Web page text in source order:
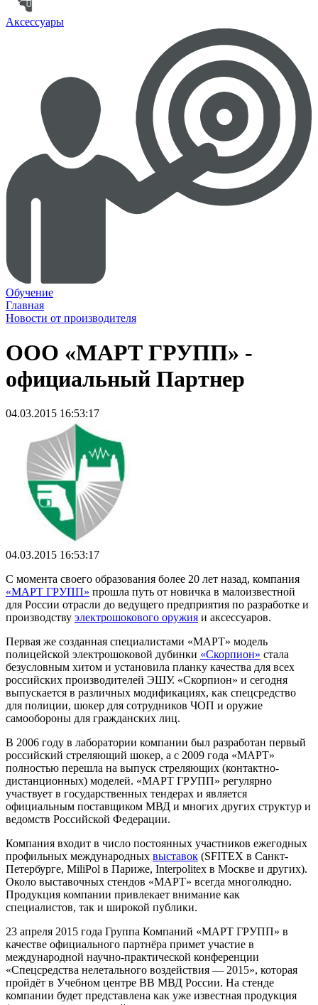
Аксессуары
Обучение
Главная
Новости от производителя
OOO «МАРТ ГРУПП» -
официальный Партнер
04.03.2015 16:53:17
04.03.2015 16:53:17
С момента своего образования более 20 лет назад, компания
«МАРТ ГРУПП» прошла путь от новичка в малоизвестной
для России отрасли до ведущего предприятия по разработке и
производству электрошокового оружия и аксессуаров.
Первая же созданная специалистами «МАРТ» модель
полицейской электрошоковой дубинки «Скорпион» стала
безусловным хитом и установила планку качества для всех
российских производителей ЭШУ. «Скорпион» и сегодня
выпускается в различных модификациях, как спецсредство
для полиции, шокер для сотрудников ЧОП и оружие
самообороны для гражданских лиц.
В 2006 году в лаборатории компании был разработан первый
российский стреляющий шокер, а с 2009 года «МАРТ»
полностью перешла на выпуск стреляющих (контактно-
дистанционных) моделей. «МАРТ ГРУПП» регулярно
участвует в государственных тендерах и является
официальным поставщиком МВД и многих других структур и
ведомств Российской Федерации.
Компания входит в число постоянных участников ежегодных
профильных международных выставок (SFITEX в Санкт-
Петербурге, MiliPol в Париже, Interpolitex в Москве и других).
Около выставочных стендов «МАРТ» всегда многолюдно.
Продукция компании привлекает внимание как
специалистов, так и широкой публики.
23 апреля 2015 года Группа Компаний «МАРТ ГРУПП» в
качестве официального партнёра примет участие в
международной научно-практической конференции
«Спецсредства нелетального воздействия — 2015», которая
пройдёт в Учебном центре ВВ МВД России. На стенде
компании будет представлена как уже известная продукция